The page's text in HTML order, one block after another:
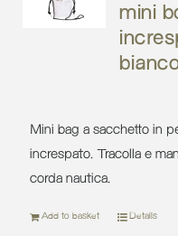
mini
Mini bag a sacchetto in
increspato. Tracolla e
corda nautica.
Add to basket Details